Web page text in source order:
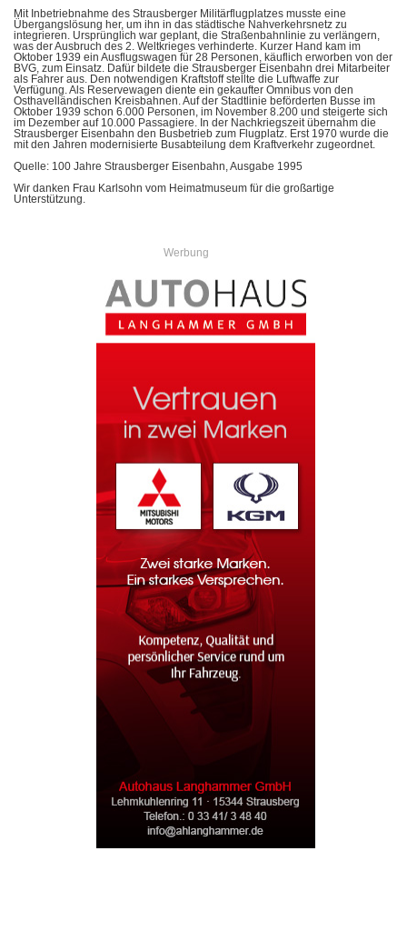
Mit Inbetriebnahme des Strausberger Militärflugplatzes musste eine
Übergangslösung her, um ihn in das städtische Nahverkehrsnetz zu
integrieren. Ursprünglich war geplant, die Straßenbahnlinie zu verlängern,
was der Ausbruch des 2. Weltkrieges verhinderte. Kurzer Hand kam im
Oktober 1939 ein Ausflugswagen für 28 Personen, käuflich erworben von der
BVG, zum Einsatz. Dafür bildete die Strausberger Eisenbahn drei Mitarbeiter
als Fahrer aus. Den notwendigen Kraftstoff stellte die Luftwaffe zur
Verfügung. Als Reservewagen diente ein gekaufter Omnibus von den
Osthavelländischen Kreisbahnen. Auf der Stadtlinie beförderten Busse im
Oktober 1939 schon 6.000 Personen, im November 8.200 und steigerte sich
im Dezember auf 10.000 Passagiere. In der Nachkriegszeit übernahm die
Strausberger Eisenbahn den Busbetrieb zum Flugplatz. Erst 1970 wurde die
mit den Jahren modernisierte Busabteilung dem Kraftverkehr zugeordnet.
Quelle: 100 Jahre Strausberger Eisenbahn, Ausgabe 1995
Wir danken Frau Karlsohn vom Heimatmuseum für die großartige
Unterstützung.
Werbung